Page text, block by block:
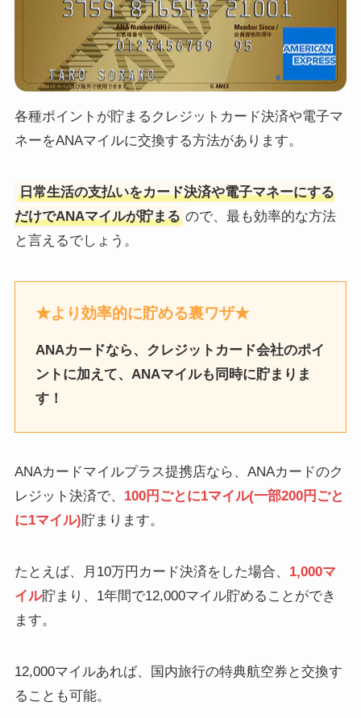
各種ポイントが貯まるクレジットカード決済や電子マ
ネーをANAマイルに交換する方法があります。
日常生活の支払いをカード決済や電子マネーにする
だけでANAマイルが貯まる ので、最も効率的な方法
と言えるでしょう。
★より効率的に貯める裏ワザ★
ANAカードなら、クレジットカード会社のポイ
ントに加えて、ANAマイルも同時に貯まりま
す！
ANAカードマイルプラス提携店なら、ANAカードのク
レジット決済で、 100円ごとに1マイル(一部200円ごと
に1マイル)貯まります。
たとえば、月10万円カード決済をした場合、 1,000マ
イル貯まり、1年間で12,000マイル貯めることができ
ます。
12,000マイルあれば、国内旅行の特典航空券と交換す
ることも可能。